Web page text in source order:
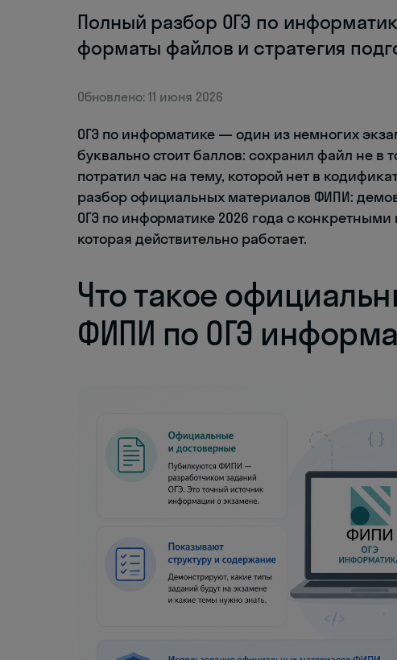
Полный разбор ОГЭ по
форматы файлов и стратегия
Обновлено: 11 июня 2026
ОГЭ по информатике — один из немногих
буквально стоит баллов: сохранил файл не
потратил час на тему, которой нет в
разбор официальных материалов ФИПИ:
ОГЭ по информатике 2026 года с
которая действительно работает.
Что такое
ФИПИ по ОГЭ